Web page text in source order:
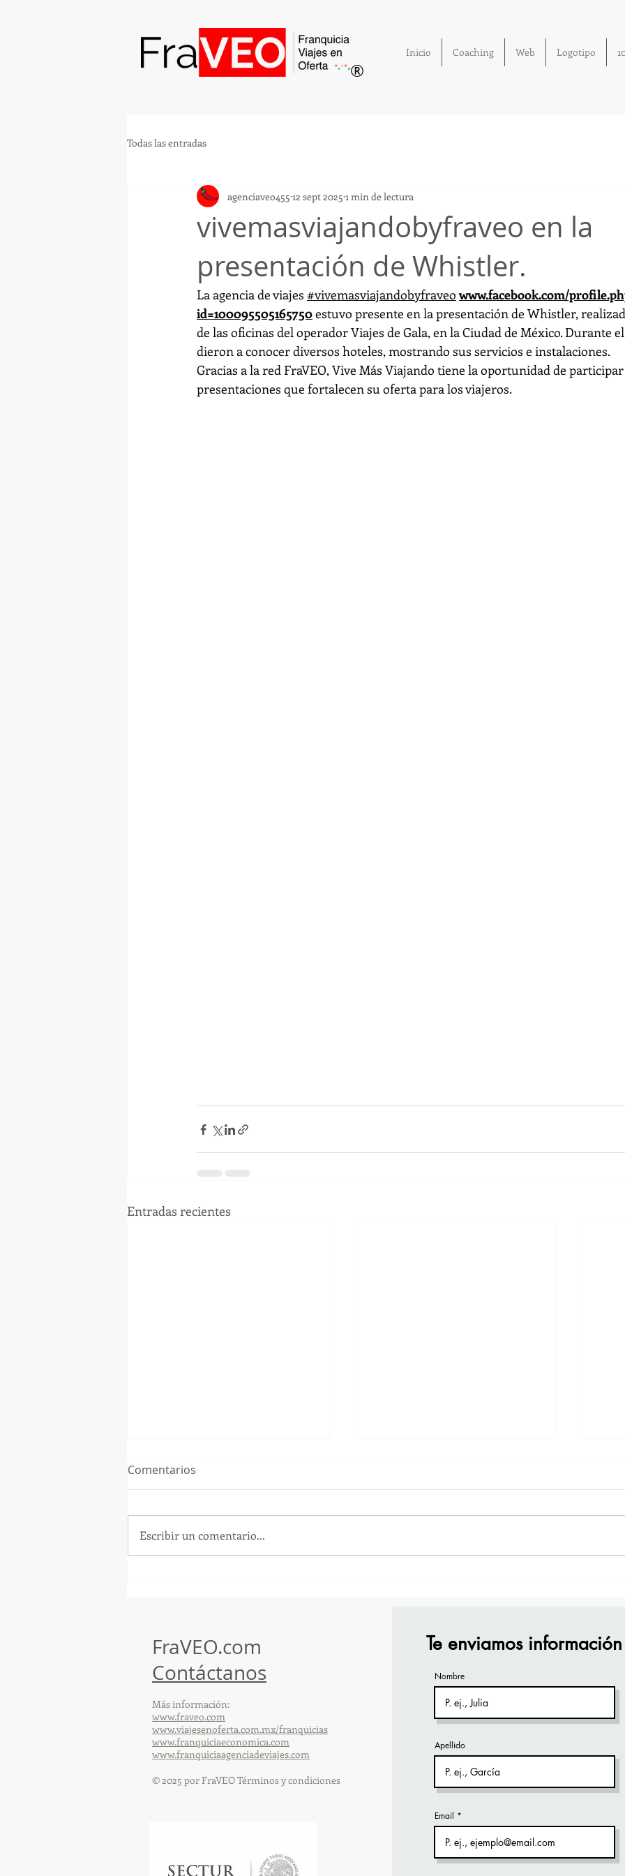
®
Inicio Coaching Web Logotipo
Todas las entradas
vivemasviajandobyfraveo en la
presentación de Whistler.
agenciaveo455 12 sept 2025 1 min de lectura
La agencia de viajes #vivemasviajandobyfraveo www.facebook.com/
id=100095505165750 estuvo presente en la presentación de Whistler,
de las oficinas del operador Viajes de Gala, en la Ciudad de México. Durante
dieron a conocer diversos hoteles, mostrando sus servicios e instalaciones.
Gracias a la red FraVEO, Vive Más Viajando tiene la oportunidad de
presentaciones que fortalecen su oferta para los viajeros.
Entradas recientes
Comentarios
Escribir un comentario...
FraVEO.com
Contáctanos
Más información:
www.fraveo.com
www.viajesenoferta.com.mx/franquicias
www.franquiciaeconomica.com
www.franquiciaagenciadeviajes.com
© 2025 por FraVEO Términos y condiciones
Te enviamos información
Nombre
Apellido
Email